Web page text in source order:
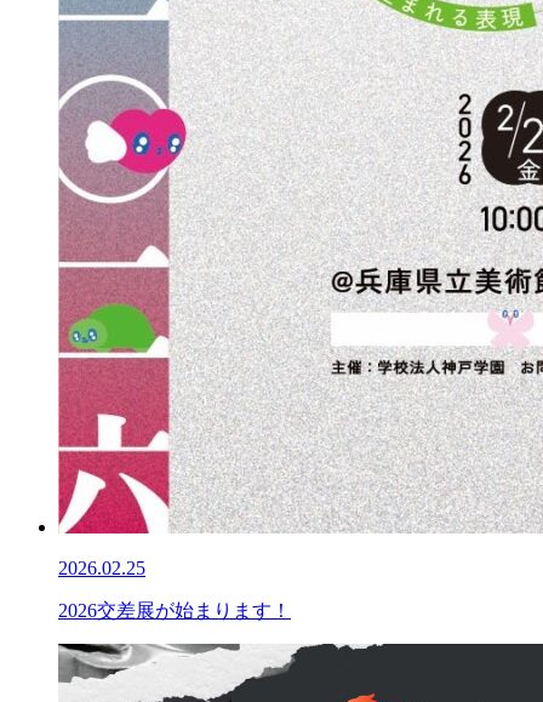
2026.02.25
2026交差展が始まります！